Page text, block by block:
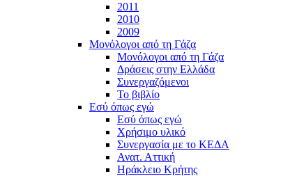
2011
2010
2009
Μονόλογοι από τη Γάζα
Μονόλογοι από τη Γάζα
Δράσεις στην Ελλάδα
Συνεργαζόμενοι
To βιβλίο
Εσύ όπως εγώ
Εσύ όπως εγώ
Χρήσιμο υλικό
Συνεργασία με το ΚΕΔΑ
Ανατ. Αττική
Ηράκλειο Κρήτης